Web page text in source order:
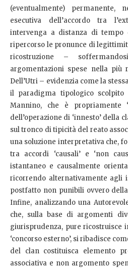
(eventualmente)
esecutiva dell’accordo tra
intervenga a distanza di tempo
ripercorso le pronunce di
ricostruzione –
argomentazioni spese nella più
Dell’Utri – evidenzia come la
il paradigma tipologico
Mannino, che è propriamente
dell’operazione di ‘innesto’ della
sul tronco di tipicità del reato
una soluzione interpretativa che,
tra accordi ‘causali’ e ‘non
istantaneo e causalmente
ricorrendo alternativamente agli
postfatto non punibili ovvero
Infine, analizzando una
che, sulla base di argomenti
giurisprudenza, pure ricostruisce
‘concorso esterno’, si ribadisce
del clan costituisca elemento
associativa e non argomento